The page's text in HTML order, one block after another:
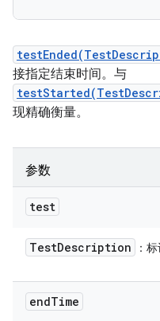
接指定结束时间。与
现精确衡量。
参数
test
TestDescription ：
endTime